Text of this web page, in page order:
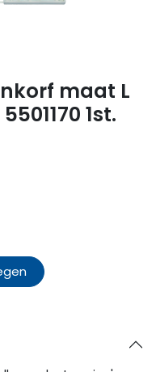
maat L
1st.